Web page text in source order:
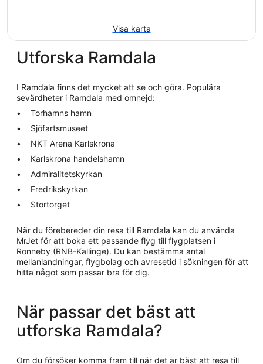
Visa karta
Utforska Ramdala
I Ramdala finns det mycket att se och göra. Populära
sevärdheter i Ramdala med omnejd:
Torhamns hamn
Sjöfartsmuseet
NKT Arena Karlskrona
Karlskrona handelshamn
Admiralitetskyrkan
Fredrikskyrkan
Stortorget
När du förebereder din resa till Ramdala kan du använda
MrJet för att boka ett passande flyg till flygplatsen i
Ronneby (RNB-Kallinge). Du kan bestämma antal
mellanlandningar, flygbolag och avresetid i sökningen för att
hitta något som passar bra för dig.
När passar det bäst att
utforska Ramdala?
Om du försöker komma fram till när det är bäst att resa till